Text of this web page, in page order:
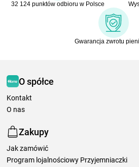
32 124 punktów odbioru w Polsce
Gwarancja zwrotu
O spółce
Kontakt
O nas
Zakupy
Jak zamówić
Program lojalnościowy Przyjemniaczki